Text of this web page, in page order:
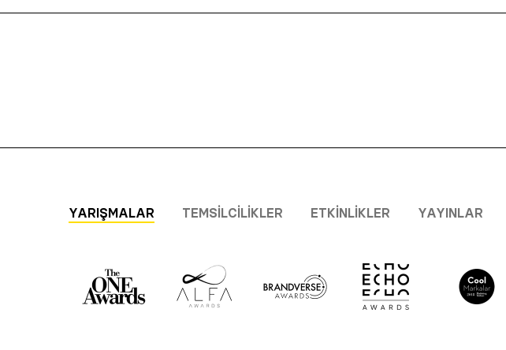
YARIŞMALAR TEMSILCILIKLER ETKINLIKLER YAYINLAR